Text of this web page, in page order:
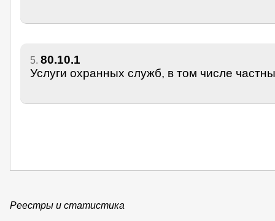
5. 80.10.1
Услуги охранных служб, в том числе
Реестры и статистика